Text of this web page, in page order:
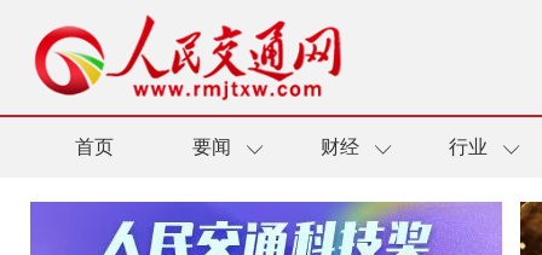
首页 要闻 财经 行业